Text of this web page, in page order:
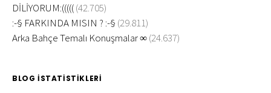
DİLİYORUM:((((((42.705)
:-§ FARKINDA MISIN ? :-§ (29.811)
Arka Bahçe Temalı Konuşmalar ∞(24.637)
BLOG İSTATISTIKLERI